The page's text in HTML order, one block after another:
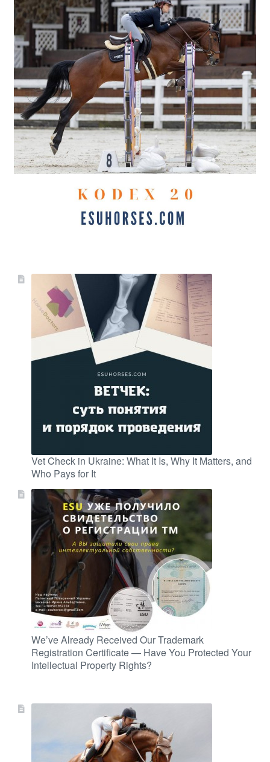
Vet Check in Ukraine: What It Is, Why It Matters, and
Who Pays for It
We’ve Already Received Our Trademark
Registration Certificate — Have You Protected Your
Intellectual Property Rights?